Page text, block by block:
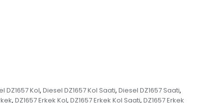
DZ1657 Kol, Diesel DZ1657 Kol Saati, Diesel DZ1657 Saati,
, DZ1657 Erkek Kol, DZ1657 Erkek Kol Saati, DZ1657 Erkek